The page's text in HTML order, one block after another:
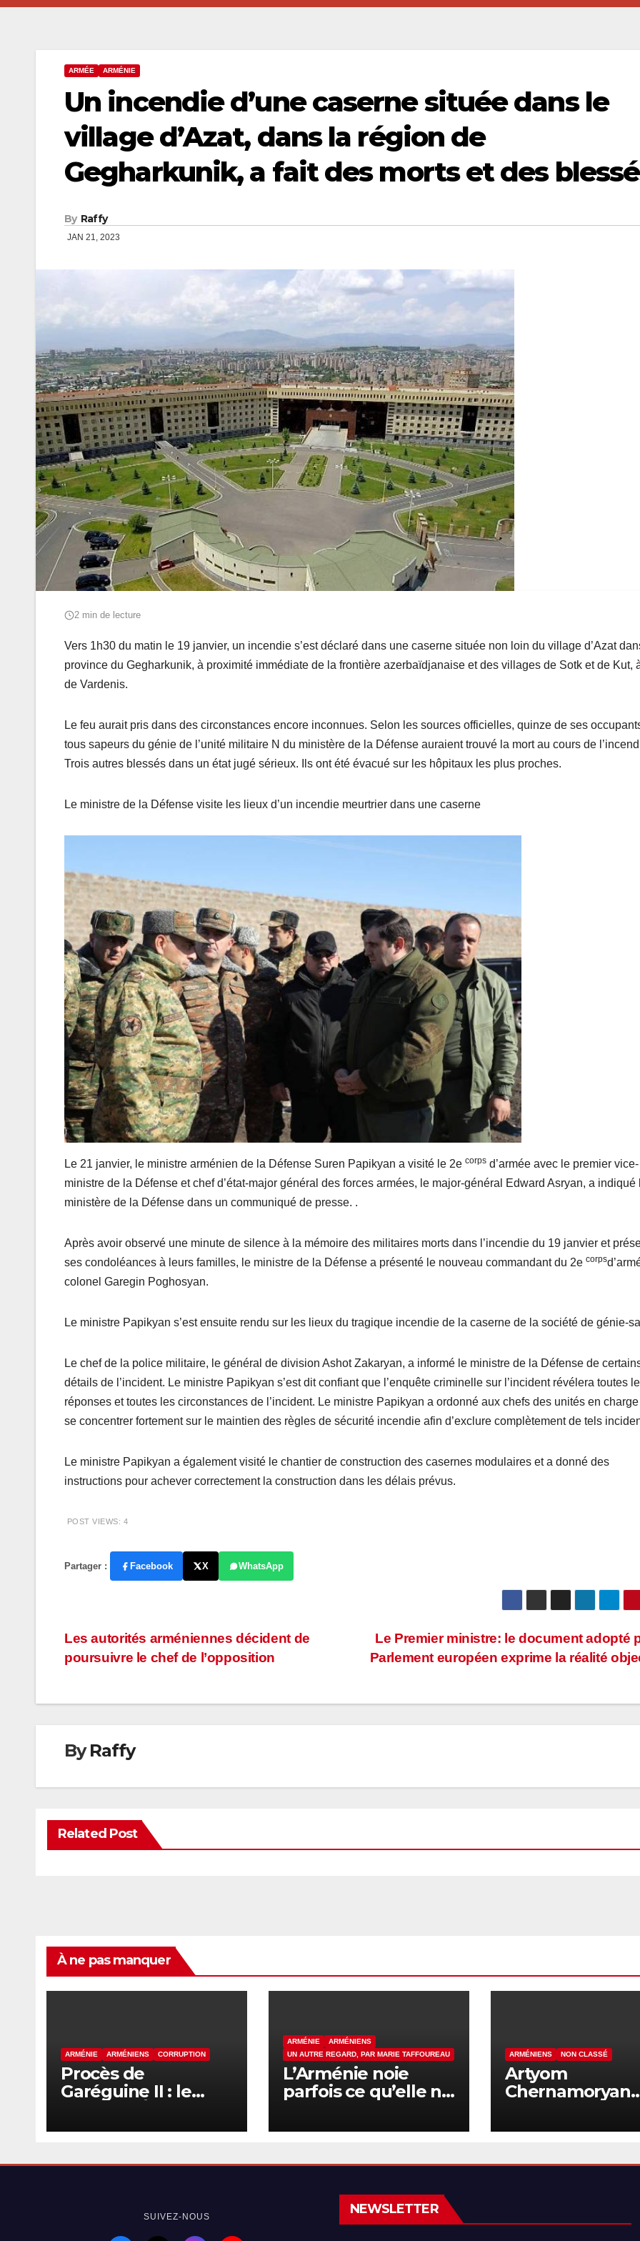
ARMÉE ARMÉNIE
Un incendie d’une caserne située dans le
village d’Azat, dans la région de
Gegharkunik, a fait des morts et des
By Raffy
JAN 21, 2023
2 min de lecture
Vers 1h30 du matin le 19 janvier, un incendie s’est déclaré dans une caserne située non loin du village d’Azat
province du Gegharkunik, à proximité immédiate de la frontière azerbaïdjanaise et des villages de Sotk et de Kut,
de Vardenis.
Le feu aurait pris dans des circonstances encore inconnues. Selon les sources officielles, quinze de ses
tous sapeurs du génie de l’unité militaire N du ministère de la Défense auraient trouvé la mort au cours de
Trois autres blessés dans un état jugé sérieux. Ils ont été évacué sur les hôpitaux les plus proches.
Le ministre de la Défense visite les lieux d’un incendie meurtrier dans une caserne
Le 21 janvier, le ministre arménien de la Défense Suren Papikyan a visité le 2e corps d’armée avec le premier vice-
ministre de la Défense et chef d’état-major général des forces armées, le major-général Edward Asryan, a indiqué
ministère de la Défense dans un communiqué de presse. .
Après avoir observé une minute de silence à la mémoire des militaires morts dans l’incendie du 19 janvier et
ses condoléances à leurs familles, le ministre de la Défense a présenté le nouveau commandant du 2e corps
colonel Garegin Poghosyan.
Le ministre Papikyan s’est ensuite rendu sur les lieux du tragique incendie de la caserne de la société de génie-
Le chef de la police militaire, le général de division Ashot Zakaryan, a informé le ministre de la Défense de
détails de l’incident. Le ministre Papikyan s’est dit confiant que l’enquête criminelle sur l’incident révélera toutes
réponses et toutes les circonstances de l’incident. Le ministre Papikyan a ordonné aux chefs des unités en
se concentrer fortement sur le maintien des règles de sécurité incendie afin d’exclure complètement de tels
Le ministre Papikyan a également visité le chantier de construction des casernes modulaires et a donné des
instructions pour achever correctement la construction dans les délais prévus.
POST VIEWS: 4
Partager : Facebook X WhatsApp
Navigation
de
l’article
Le Premier ministre: le document adopté
Parlement européen exprime la réalité
Les autorités arméniennes décident de
poursuivre le chef de l’opposition
ByRaffy
Related Post
À ne pas manquer
ARMÉNIE ARMÉNIENS CORRUPTION
Procès de
Garéguine II : le
apostolique
la justice ce
ARMÉNIE
ARMÉNIENS
UN AUTRE REGARD, PAR MARIE TAFFOUREAU
L’Arménie noie
parfois ce qu’elle ne
ARMÉNIENS NON CLASSÉ
Artyom
Chernamoryan
de
Arméniens en
SUIVEZ-NOUS NEWSLETTER